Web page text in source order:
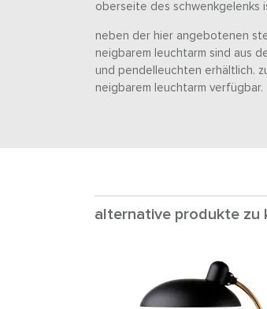
oberseite des schwenkgelenks
neben der hier angebotenen
neigbarem leuchtarm sind aus
und pendelleuchten erhältlich.
neigbarem leuchtarm verfügbar.
alternative produkte zu